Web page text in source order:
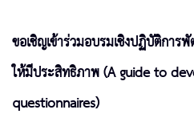
ขอเชิญเข้าร่วมอบรมเชิงปฏิบัติกา
ให้มีประสิทธิภาพ (A guide to
questionnaires)